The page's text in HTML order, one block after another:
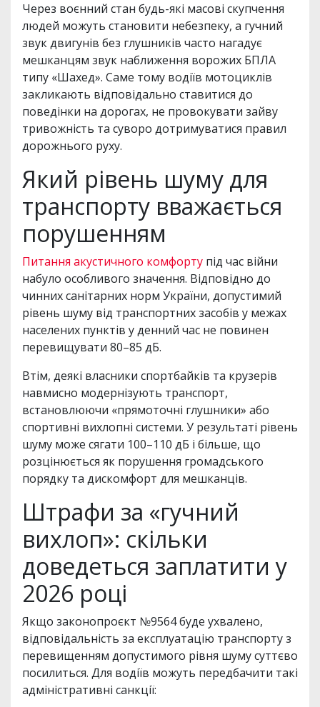
Через воєнний стан будь-які масові скупчення
людей можуть становити небезпеку, а гучний
звук двигунів без глушників часто нагадує
мешканцям звук наближення ворожих БПЛА
типу «Шахед». Саме тому водіїв мотоциклів
закликають відповідально ставитися до
поведінки на дорогах, не провокувати зайву
тривожність та суворо дотримуватися правил
дорожнього руху.
Який рівень шуму для
транспорту вважається
порушенням
Питання акустичного комфорту під час війни
набуло особливого значення. Відповідно до
чинних санітарних норм України, допустимий
рівень шуму від транспортних засобів у межах
населених пунктів у денний час не повинен
перевищувати 80–85 дБ.
Втім, деякі власники спортбайків та крузерів
навмисно модернізують транспорт,
встановлюючи «прямоточні глушники» або
спортивні вихлопні системи. У результаті рівень
шуму може сягати 100–110 дБ і більше, що
розцінюється як порушення громадського
порядку та дискомфорт для мешканців.
Штрафи за «гучний
вихлоп»: скільки
доведеться заплатити у
2026 році
Якщо законопроєкт №9564 буде ухвалено,
відповідальність за експлуатацію транспорту з
перевищенням допустимого рівня шуму суттєво
посилиться. Для водіїв можуть передбачити такі
адміністративні санкції: